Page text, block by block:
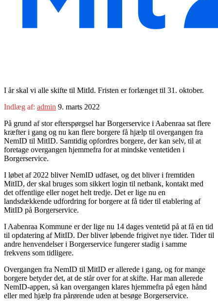
I år skal vi alle skifte til MitId. Fristen er forlænget til 31. oktober.
Indlæg af: admin 9. marts 2022
På grund af stor efterspørgsel har Borgerservice i Aabenraa sat flere
kræfter i gang og nu kan flere borgere få hjælp til overgangen fra
NemID til MitID. Samtidig opfordres borgere, der kan selv, til at
foretage overgangen hjemmefra for at mindske ventetiden i
Borgerservice.
I løbet af 2022 bliver NemID udfaset, og det bliver i fremtiden
MitID, der skal bruges som sikkert login til netbank, kontakt med
det offentlige eller noget helt tredje. Det er lige nu en
landsdækkende udfordring for borgere at få tider til etablering af
MitID på Borgerservice.
I Aabenraa Kommune er der lige nu 14 dages ventetid på at få en tid
til opdatering af MitID. Der bliver løbende frigivet nye tider. Tider til
andre henvendelser i Borgerservice fungerer stadig i samme
frekvens som tidligere.
Overgangen fra NemID til MitID er allerede i gang, og for mange
borgere betyder det, at de står over for at skifte. Har man allerede
NemID-appen, så kan overgangen klares hjemmefra på egen hånd
eller med hjælp fra pårørende uden at besøge Borgerservice.